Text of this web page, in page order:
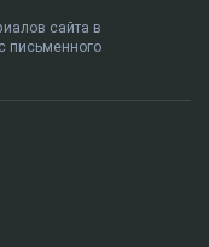
сайта в
письменного